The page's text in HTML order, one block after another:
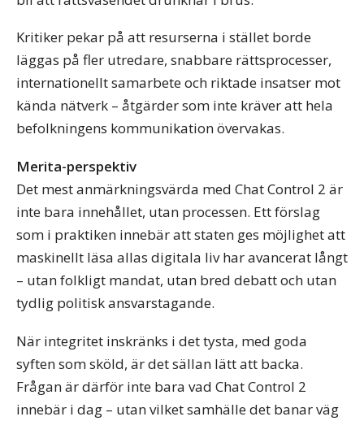
Kritiker pekar på att resurserna i stället borde
läggas på fler utredare, snabbare rättsprocesser,
internationellt samarbete och riktade insatser mot
kända nätverk – åtgärder som inte kräver att hela
befolkningens kommunikation övervakas.
Merita-perspektiv
Det mest anmärkningsvärda med Chat Control 2 är
inte bara innehållet, utan processen. Ett förslag
som i praktiken innebär att staten ges möjlighet att
maskinellt läsa allas digitala liv har avancerat långt
– utan folkligt mandat, utan bred debatt och utan
tydlig politisk ansvarstagande.
När integritet inskränks i det tysta, med goda
syften som sköld, är det sällan lätt att backa.
Frågan är därför inte bara vad Chat Control 2
innebär i dag – utan vilket samhälle det banar väg